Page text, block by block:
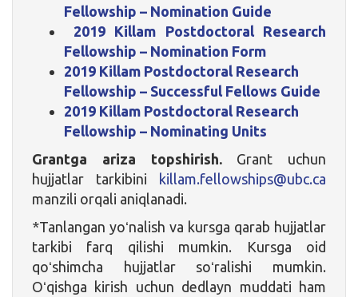
Fellowship – Nomination Guide
2019 Killam Postdoctoral Research
Fellowship – Nomination Form
2019 Killam Postdoctoral Research
Fellowship – Successful Fellows Guide
2019 Killam Postdoctoral Research
Fellowship – Nominating Units
Grantga ariza topshirish. Grant uchun
hujjatlar tarkibini killam.fellowships@ubc.ca
manzili orqali aniqlanadi.
*Tanlangan yoʻnalish va kursga qarab hujjatlar
tarkibi farq qilishi mumkin. Kursga oid
qoʻshimcha hujjatlar soʻralishi mumkin.
Oʻqishga kirish uchun dedlayn muddati ham